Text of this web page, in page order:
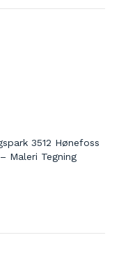
3512 Hønefoss
Maleri Tegning